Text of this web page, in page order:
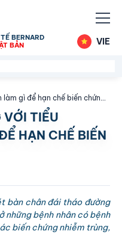
BERNARD
BẢN
VIE
làm gì để hạn chế biến chứng
VỚI TIỂU
HẠN CHẾ BIẾN
bàn chân đái tháo đường
những bệnh nhân có bệnh
biến chứng nhiễm trùng,